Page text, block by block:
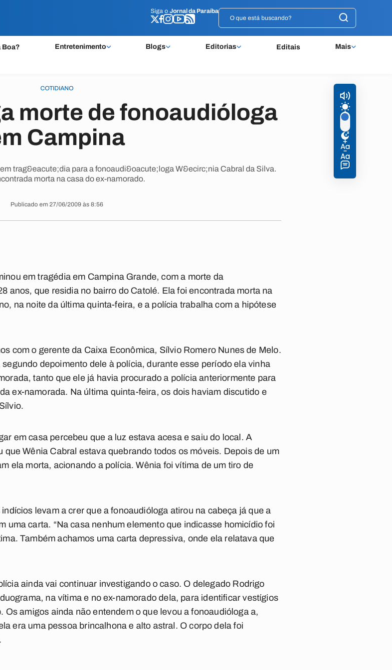
Siga o Jornal da Paraíba
Boa? Entretenimento Blogs Editorias Editais Mais
Siga o Jornal da Paraíba
COTIDIANO
morte de fonoaudióloga
Campina
trag&eacute;dia para a fonoaudi&oacute;loga W&ecirc;nia Cabral da Silva.
morta na casa do ex-namorado.
Publicado em 27/06/2009 às 8:56
em tragédia em Campina Grande, com a morte da
anos, que residia no bairro do Catolé. Ela foi encontrada morta na
na noite da última quinta-feira, e a polícia trabalha com a hipótese
com o gerente da Caixa Econômica, Sílvio Romero Nunes de Melo.
depoimento dele à polícia, durante esse período ela vinha
tanto que ele já havia procurado a polícia anteriormente para
ex-namorada. Na última quinta-feira, os dois haviam discutido e
em casa percebeu que a luz estava acesa e saiu do local. A
Wênia Cabral estava quebrando todos os móveis. Depois de um
ela morta, acionando a polícia. Wênia foi vítima de um tiro de
levam a crer que a fonoaudióloga atirou na cabeça já que a
uma carta. “Na casa nenhum elemento que indicasse homicídio foi
Também achamos uma carta depressiva, onde ela relatava que
ainda vai continuar investigando o caso. O delegado Rodrigo
na vítima e no ex-namorado dela, para identificar vestígios
amigos ainda não entendem o que levou a fonoaudióloga a,
era uma pessoa brincalhona e alto astral. O corpo dela foi